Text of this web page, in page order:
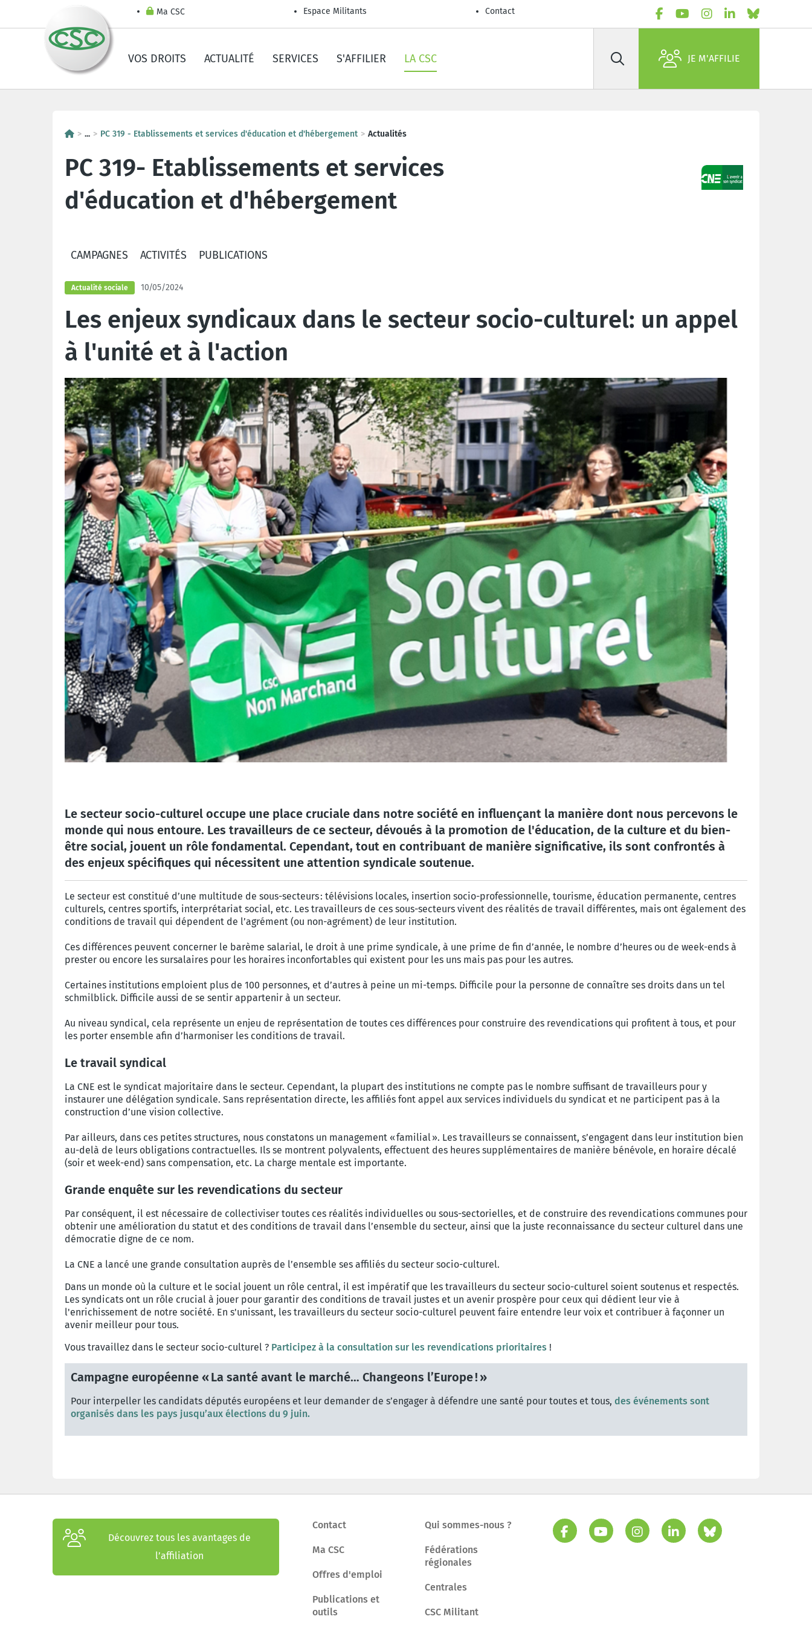
Ma CSC Espace Militants Contact
VOS DROITS ACTUALITÉ SERVICES S'AFFILIER LA CSC Rechercher JE M'AFFILIE
... PC 319 - Etablissements et services d'éducation et d'hébergement Actualités
PC 319- Etablissements et services
d'éducation et d'hébergement
CAMPAGNES ACTIVITÉS PUBLICATIONS
Actualité sociale 10/05/2024
Les enjeux syndicaux dans le secteur socio-culturel: un appel
à l'unité et à l'action
Le secteur socio-culturel occupe une place cruciale dans notre société en influençant la manière dont nous percevons le
monde qui nous entoure. Les travailleurs de ce secteur, dévoués à la promotion de l'éducation, de la culture et du bien-
être social, jouent un rôle fondamental. Cependant, tout en contribuant de manière significative, ils sont confrontés à
des enjeux spécifiques qui nécessitent une attention syndicale soutenue.
Le secteur est constitué d’une multitude de sous-secteurs : télévisions locales, insertion socio-professionnelle, tourisme, éducation permanente, centres
culturels, centres sportifs, interprétariat social, etc. Les travailleurs de ces sous-secteurs vivent des réalités de travail différentes, mais ont également des
conditions de travail qui dépendent de l’agrément (ou non-agrément) de leur institution.
Ces différences peuvent concerner le barème salarial, le droit à une prime syndicale, à une prime de fin d’année, le nombre d’heures ou de week-ends à
prester ou encore les sursalaires pour les horaires inconfortables qui existent pour les uns mais pas pour les autres.
Certaines institutions emploient plus de 100 personnes, et d’autres à peine un mi-temps. Difficile pour la personne de connaître ses droits dans un tel
schmilblick. Difficile aussi de se sentir appartenir à un secteur.
Au niveau syndical, cela représente un enjeu de représentation de toutes ces différences pour construire des revendications qui profitent à tous, et pour
les porter ensemble afin d’harmoniser les conditions de travail.
Le travail syndical
La CNE est le syndicat majoritaire dans le secteur. Cependant, la plupart des institutions ne compte pas le nombre suffisant de travailleurs pour y
instaurer une délégation syndicale. Sans représentation directe, les affiliés font appel aux services individuels du syndicat et ne participent pas à la
construction d’une vision collective.
Par ailleurs, dans ces petites structures, nous constatons un management « familial ». Les travailleurs se connaissent, s’engagent dans leur institution bien
au-delà de leurs obligations contractuelles. Ils se montrent polyvalents, effectuent des heures supplémentaires de manière bénévole, en horaire décalé
(soir et week-end) sans compensation, etc. La charge mentale est importante.
Grande enquête sur les revendications du secteur
Par conséquent, il est nécessaire de collectiviser toutes ces réalités individuelles ou sous-sectorielles, et de construire des revendications communes pour
obtenir une amélioration du statut et des conditions de travail dans l’ensemble du secteur, ainsi que la juste reconnaissance du secteur culturel dans une
démocratie digne de ce nom.
La CNE a lancé une grande consultation auprès de l’ensemble ses affiliés du secteur socio-culturel.
Dans un monde où la culture et le social jouent un rôle central, il est impératif que les travailleurs du secteur socio-culturel soient soutenus et respectés.
Les syndicats ont un rôle crucial à jouer pour garantir des conditions de travail justes et un avenir prospère pour ceux qui dédient leur vie à
l'enrichissement de notre société. En s'unissant, les travailleurs du secteur socio-culturel peuvent faire entendre leur voix et contribuer à façonner un
avenir meilleur pour tous.
Vous travaillez dans le secteur socio-culturel ? Participez à la consultation sur les revendications prioritaires !
Campagne européenne « La santé avant le marché… Changeons l’Europe ! »
Pour interpeller les candidats députés européens et leur demander de s’engager à défendre une santé pour toutes et tous, des événements sont
organisés dans les pays jusqu’aux élections du 9 juin.
Découvrez tous les avantages de
l’affiliation
Contact
Ma CSC
Offres d'emploi
Publications et
outils
Qui sommes-nous ?
Fédérations
régionales
Centrales
CSC Militant